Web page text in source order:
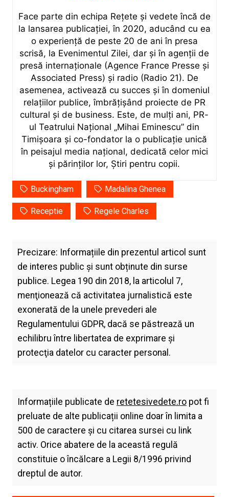
Face parte din echipa Rețete și vedete încă de
la lansarea publicației, în 2020, aducând cu ea
o experiență de peste 20 de ani în presa
scrisă, la Evenimentul Zilei, dar și în agenții de
presă internaționale (Agence France Presse și
Associated Press) și radio (Radio 21). De
asemenea, activează cu succes și în domeniul
relațiilor publice, îmbrățișând proiecte de PR
cultural și de business. Este, de mulți ani, PR-
ul Teatrului Național „Mihai Eminescu” din
Timișoara și co-fondator la o publicație unică
în peisajul media național, dedicată celor mici
și părinților lor, Știri pentru copii.
Buckingham Madalina Ghenea
Receptie Regele Charles
Precizare: Informațiile din prezentul articol sunt
de interes public și sunt obținute din surse
publice. Legea 190 din 2018, la articolul 7,
menţionează că activitatea jurnalistică este
exonerată de la unele prevederi ale
Regulamentului GDPR, dacă se păstrează un
echilibru între libertatea de exprimare şi
protecţia datelor cu caracter personal.
Informațiile publicate de retetesivedete.ropot fi
preluate de alte publicații online doar în limita a
500 de caractere și cu citarea sursei cu link
activ. Orice abatere de la această regulă
constituie o încălcare a Legii 8/1996 privind
dreptul de autor.